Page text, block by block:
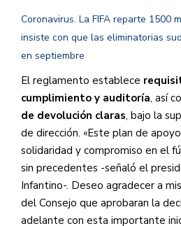
Coronavirus. La FIFA reparte 1500
insiste con que las eliminatorias
en septiembre
El reglamento establece
cumplimiento y auditoría, así
de devolución claras, bajo la
de dirección. «Este plan de
solidaridad y compromiso en el
sin precedentes -señaló el
Infantino-. Deseo agradecer a
del Consejo que aprobaran la
adelante con esta importante